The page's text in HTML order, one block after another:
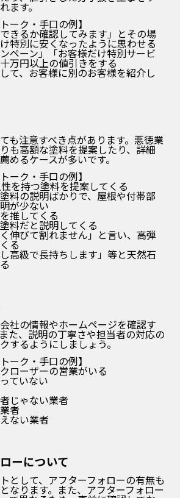
ます。
ーク・手口の例】
きるか確認してみます」とその場
特別に安くなったように思わせる
ペーン」「お客様だけ特別サービ
万円以上の値引きをする
て、お客様に別のお客様を紹介し
も注意すべき点があります。悪徳業
も高額な塗料を提案したり、詳細
めるケースが多いです。
ーク・手口の例】
を持つ塗料を提案してくる
料の説明ばかりで、屋根や付帯部
が少ない
推してくる
料だと説明してくる
伸びて割れません」と言い、高弾
る
高級で長持ちします」等と天然石
社の情報やホームページを確認す
た、説明の丁寧さや担当者の対応の
するようにしましょう。
ーク・手口の例】
ローザーの営業がいる
ていない
じゃない業者
者
ない業者
ーについて
として、アフターフォローの有無も
なります。また、アフターフォロー